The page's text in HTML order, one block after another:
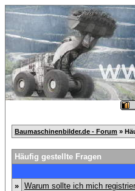
Baumaschinenbilder.de - Forum »
Häufig gestellte Fragen
» Warum sollte ich mich